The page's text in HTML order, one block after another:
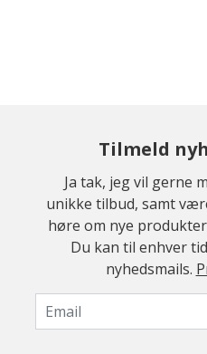
Tilmeld
Ja tak, jeg vil gerne
unikke tilbud, samt
høre om nye
Du kan til enhver
nyhedsmails.